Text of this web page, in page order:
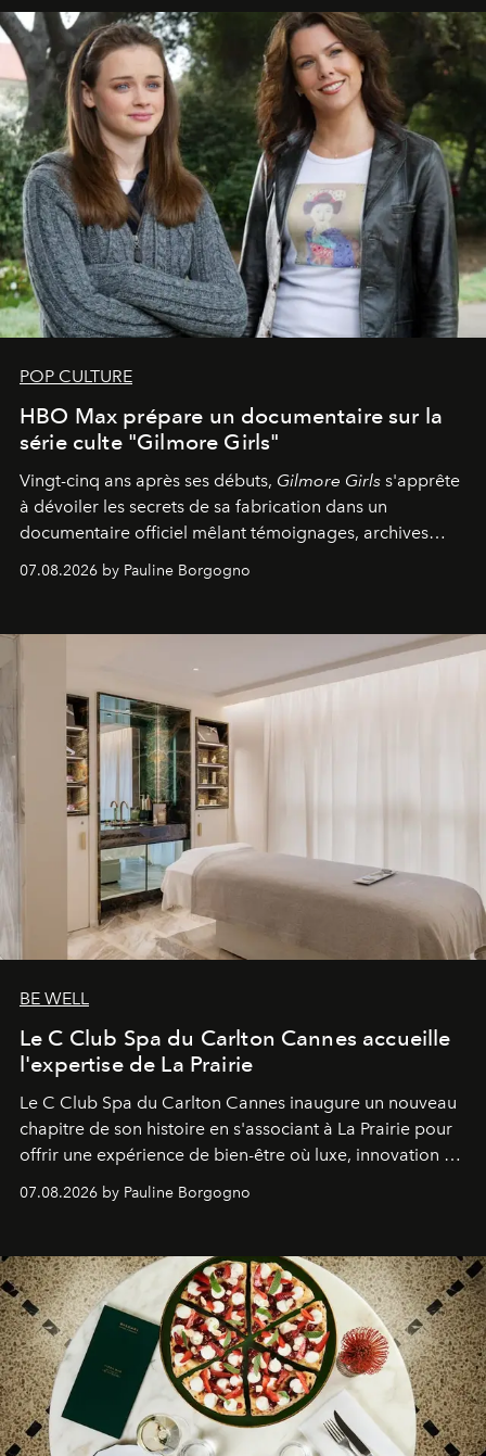
POP CULTURE
HBO Max prépare un documentaire sur la
série culte "Gilmore Girls"
Vingt-cinq ans après ses débuts, Gilmore Girls s'apprête
à dévoiler les secrets de sa fabrication dans un
documentaire officiel mêlant témoignages, archives
inédites et plongée dans les coulisses d'un phénomène
générationnel.
07.08.2026 by Pauline Borgogno
BE WELL
Le C Club Spa du Carlton Cannes accueille
l'expertise de La Prairie
Le C Club Spa du Carlton Cannes inaugure un nouveau
chapitre de son histoire en s'associant à La Prairie pour
offrir une expérience de bien-être où luxe, innovation et
expertise se rencontrent.
07.08.2026 by Pauline Borgogno